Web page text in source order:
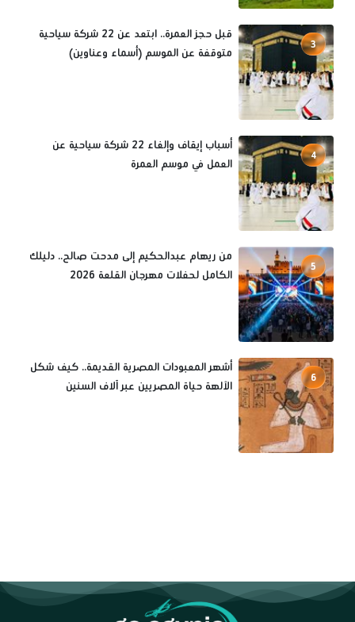
3
قبل حجز العمرة.. ابتعد عن 22 شركة سياحية
متوقفة عن الموسم (أسماء وعناوين)
4
أسباب إيقاف وإلغاء 22 شركة سياحية عن
العمل في موسم العمرة
5
من ريهام عبدالحكيم إلى مدحت صالح.. دليلك
الكامل لحفلات مهرجان القلعة 2026
6
أشهر المعبودات المصرية القديمة.. كيف شكل
الآلهة حياة المصريين عبر آلاف السنين